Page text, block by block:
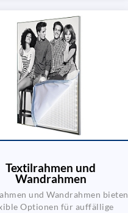
Textilrahmen und
Wandrahmen
und Wandrahmen bieten
Optionen für auffällige